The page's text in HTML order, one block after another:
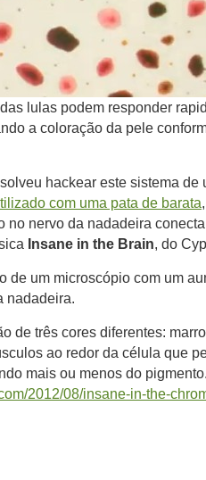
lulas podem responder
a coloração da pele
hackear este sistema de
com uma pata de barata
no nervo da nadadeira
Insane in the Brain, do
de um microscópio com um
nadadeira.
de três cores diferentes:
ao redor da célula que
mais ou menos do
2012/08/insane-in-the-